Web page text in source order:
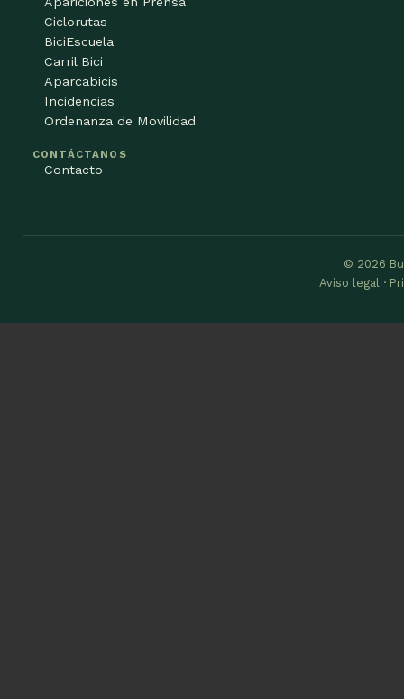
Ciclorutas
BiciEscuela
Carril Bici
Aparcabicis
Incidencias
Ordenanza de Movilidad
CONTÁCTANOS
Contacto
© 2026
Aviso legal ·